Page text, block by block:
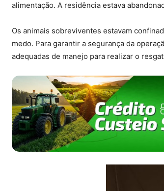
alimentação. A residência estava
Os animais sobreviventes estavam
medo. Para garantir a segurança da
adequadas de manejo para realizar o